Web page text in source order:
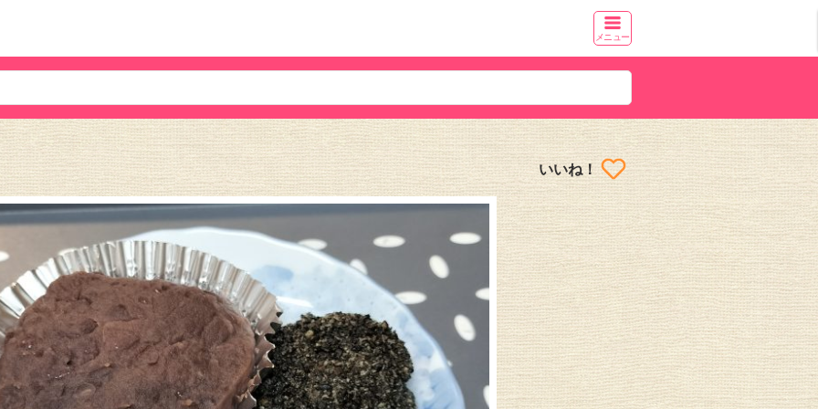
メニュー
いいね！